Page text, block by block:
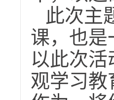
此次主
课，也是
以此次
观学习